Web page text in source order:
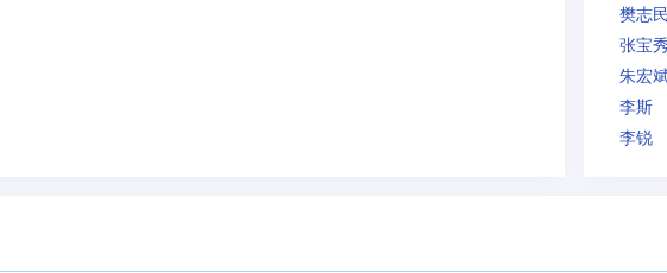
樊志民
张宝秀
朱宏
李斯
李锐